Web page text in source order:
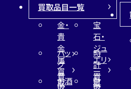
買取品目一覧
金・
貴
金
属
買
取
宝
石・
ジュ
エリ
ー
買
バッ
グ
買
時
計
買
お酒
財